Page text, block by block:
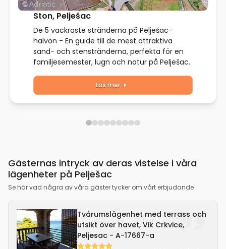
Ston, Pelješac
De 5 vackraste stränderna på Pelješac-
halvön - En guide till de mest attraktiva
sand- och stenstränderna, perfekta för en
familjesemester, lugn och natur på Pelješac.
Läs mer
Gästernas intryck av deras vistelse i våra
lägenheter på Pelješac
Se här vad några av våra gäster tycker om vårt erbjudande
Tvårumslägenhet med terrass och
utsikt över havet, Vik Crkvice,
Peljesac - A-17667-a